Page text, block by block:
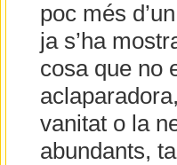
poc més
ja s’ha
cosa que no
vanitat o la
abundants,